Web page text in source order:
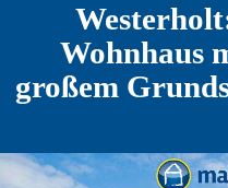
Wohnhaus
großem